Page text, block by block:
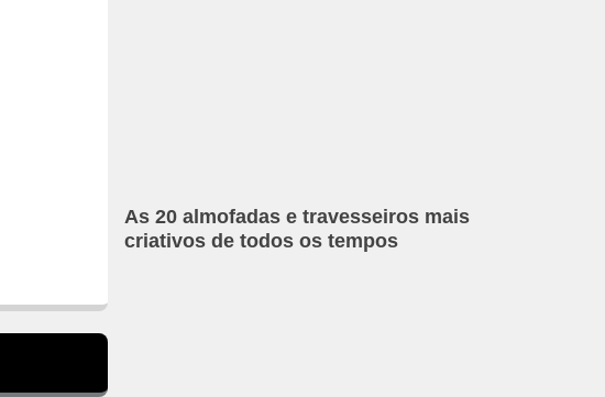
As 20 almofadas e travesseiros mais
criativos de todos os tempos